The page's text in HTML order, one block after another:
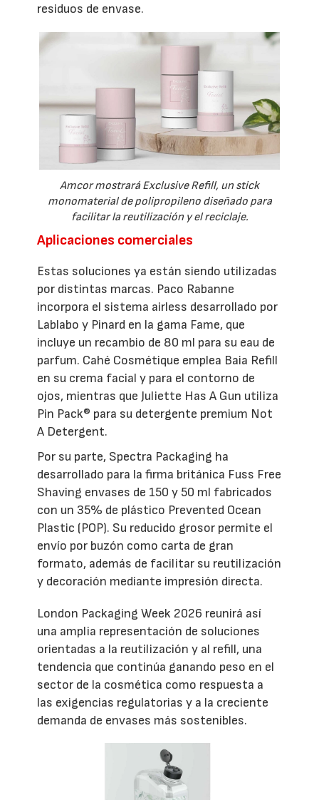
residuos de envase.
Amcor mostrará Exclusive Refill, un stick
monomaterial de polipropileno diseñado para
facilitar la reutilización y el reciclaje.
Aplicaciones comerciales
Estas soluciones ya están siendo utilizadas
por distintas marcas. Paco Rabanne
incorpora el sistema airless desarrollado por
Lablabo y Pinard en la gama Fame, que
incluye un recambio de 80 ml para su eau de
parfum. Cahé Cosmétique emplea Baia Refill
en su crema facial y para el contorno de
ojos, mientras que Juliette Has A Gun utiliza
Pin Pack® para su detergente premium Not
A Detergent.
Por su parte, Spectra Packaging ha
desarrollado para la firma británica Fuss Free
Shaving envases de 150 y 50 ml fabricados
con un 35% de plástico Prevented Ocean
Plastic (POP). Su reducido grosor permite el
envío por buzón como carta de gran
formato, además de facilitar su reutilización
y decoración mediante impresión directa.
London Packaging Week 2026 reunirá así
una amplia representación de soluciones
orientadas a la reutilización y al refill, una
tendencia que continúa ganando peso en el
sector de la cosmética como respuesta a
las exigencias regulatorias y a la creciente
demanda de envases más sostenibles.